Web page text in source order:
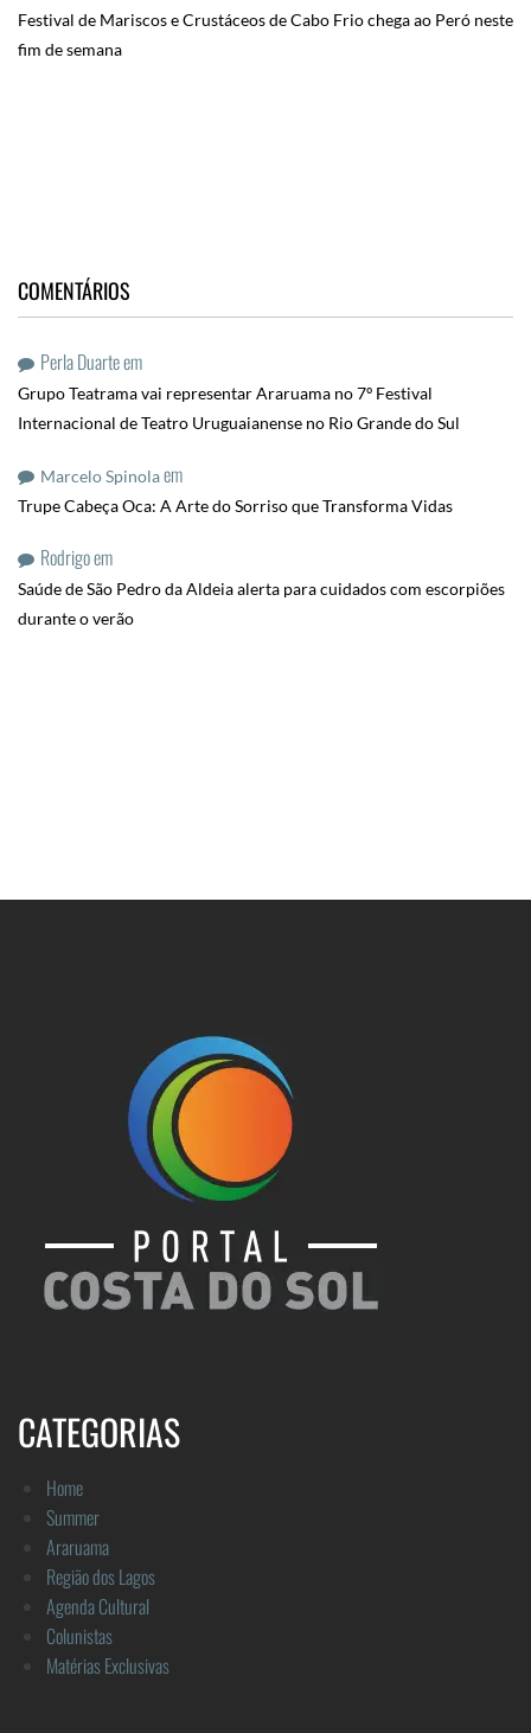
Festival de Mariscos e Crustáceos de Cabo Frio chega ao Peró neste
fim de semana
COMENTÁRIOS
Perla Duarteem
Grupo Teatrama vai representar Araruama no 7º Festival
Internacional de Teatro Uruguaianense no Rio Grande do Sul
Marcelo Spinolaem
Trupe Cabeça Oca: A Arte do Sorriso que Transforma Vidas
Rodrigoem
Saúde de São Pedro da Aldeia alerta para cuidados com escorpiões
durante o verão
CATEGORIAS
Home
Summer
Araruama
Região dos Lagos
Agenda Cultural
Colunistas
Matérias Exclusivas